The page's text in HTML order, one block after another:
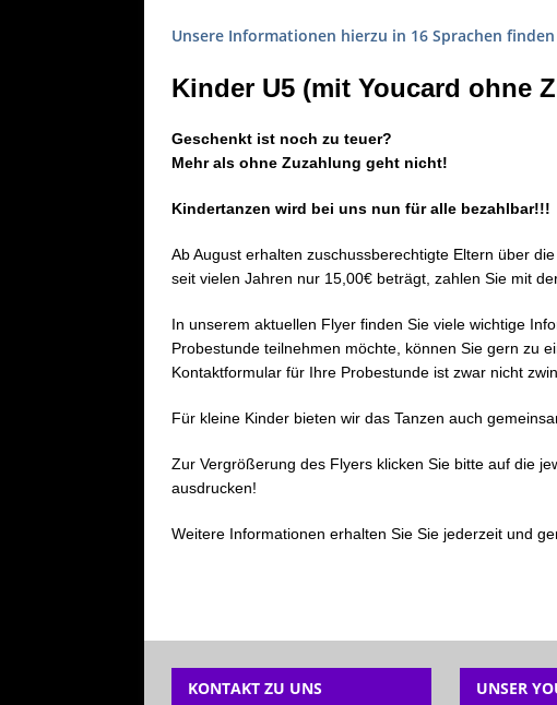
Unsere Informationen hierzu in 16 Sprachen finden
Kinder U5 (mit Youcard ohne
Geschenkt ist noch zu teuer?
Mehr als ohne Zuzahlung geht nicht!
Kindertanzen wird bei uns nun für alle bezahlbar!!!
Ab August erhalten zuschussberechtigte Eltern über
seit vielen Jahren nur 15,00€ beträgt, zahlen Sie mit
In unserem aktuellen Flyer finden Sie viele wichtige
Probestunde teilnehmen möchte, können Sie gern zu
Kontaktformular für Ihre Probestunde ist zwar nicht
Für kleine Kinder bieten wir das Tanzen auch
Zur Vergrößerung des Flyers klicken Sie bitte auf die
ausdrucken!
Weitere Informationen erhalten Sie Sie jederzeit und
KONTAKT ZU UNS UNSER